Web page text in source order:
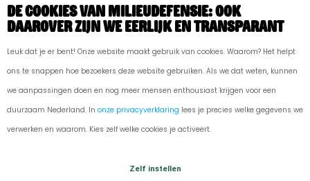
De cookies van Milieudefensie: ook
daarover zijn we eerlijk en transparant
Leuk dat je er bent! Onze website maakt gebruik van cookies. Waarom? Het helpt
ons te snappen hoe bezoekers deze website gebruiken. Als we dat weten, kunnen
we aanpassingen doen en nog meer mensen enthousiast krijgen voor een
duurzaam Nederland. In onze privacyverklaring lees je precies welke gegevens we
verwerken en waarom. Kies zelf welke cookies je activeert.
Zelf instellen
Sam, 24 jaar, Den Haag
Milieudefensie Jong is de jongerenorganisatie